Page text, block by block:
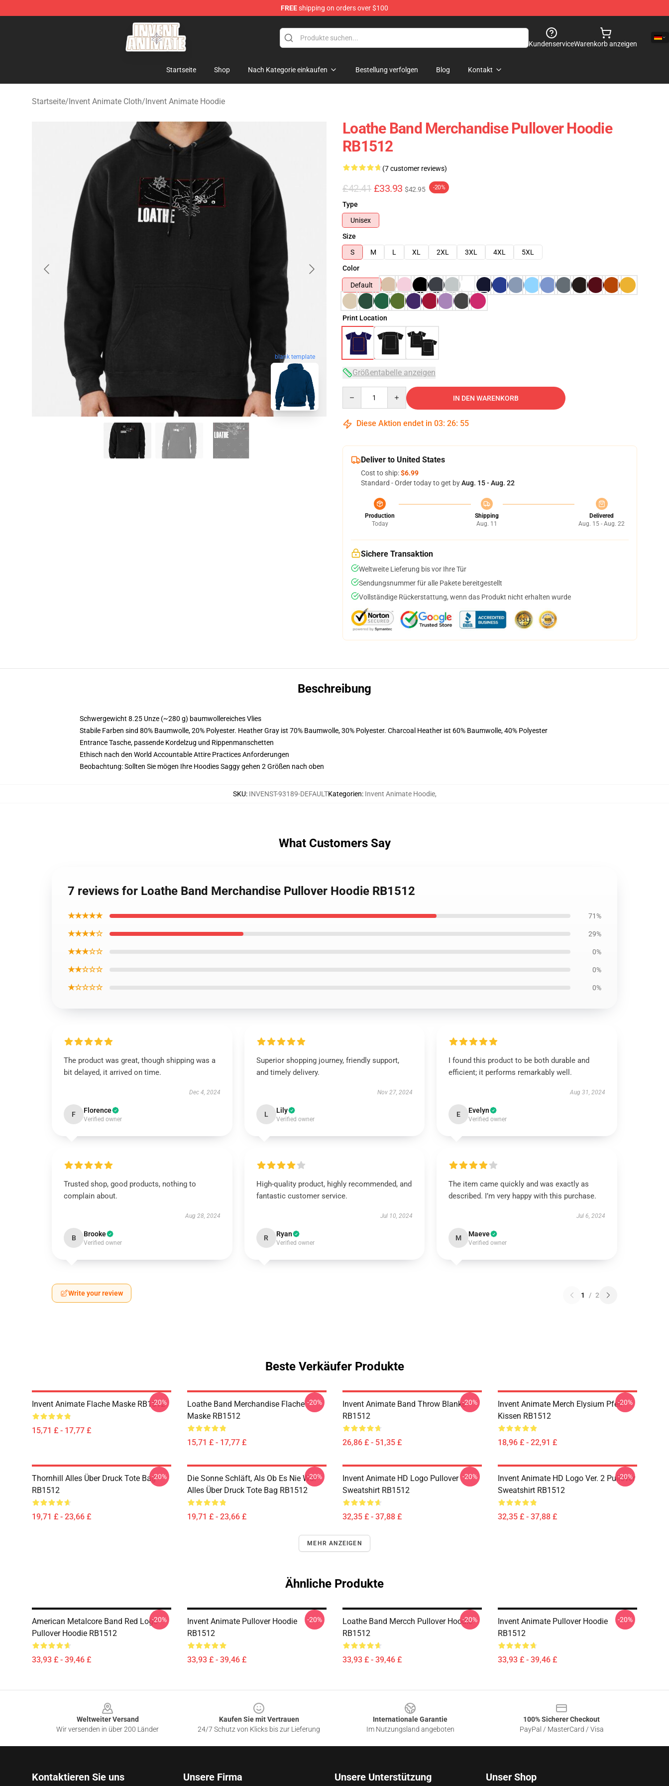
FREEshipping on orders over $100
Invent Animate Shop - Official Invent Animate Merchandise Store
KundenserviceWarenkorb anzeigen
Startseite Shop Nach Kategorie einkaufen Bestellung verfolgen Blog Kontakt
Startseite/Invent Animate Cloth/Invent Animate Hoodie
blank template
Loathe Band Merchandise Pullover Hoodie
RB1512
(7 customer reviews)
£42.41 £33.93 $42.95 -20%
Type
Unisex
Size
S
M L XL 2XL 3XL 4XL
5XL
Color
Default
Print Location
Größentabelle anzeigen
IN DEN WARENKORB
Diese Aktion endet in 03: 26: 54
Deliver to United States
Cost to ship:$6.99
Standard - Order today to get byAug. 15 - Aug. 22
Production
Today
Shipping
Aug. 11
Delivered
Aug. 15 - Aug. 22
Sichere Transaktion
Weltweite Lieferung bis vor Ihre Tür
Sendungsnummer für alle Pakete bereitgestellt
Vollständige Rückerstattung, wenn das Produkt nicht erhalten wurde
Beschreibung
Schwergewicht 8.25 Unze (~280 g) baumwollereiches Vlies
Stabile Farben sind 80% Baumwolle, 20% Polyester. Heather Gray ist 70% Baumwolle, 30% Polyester. Charcoal Heather ist 60% Baumwolle, 40% Polyester
Entrance Tasche, passende Kordelzug und Rippenmanschetten
Ethisch nach den World Accountable Attire Practices Anforderungen
Beobachtung: Sollten Sie mögen Ihre Hoodies Saggy gehen 2 Größen nach oben
SKU: INVENST-93189-DEFAULTKategorien: Invent Animate Hoodie,
What Customers Say
7 reviews for Loathe Band Merchandise Pullover Hoodie RB1512
★★★★★ 71%
★★★★☆ 29%
★★★☆☆ 0%
★★☆☆☆ 0%
★☆☆☆☆ 0%
The product was great, though shipping was a
bit delayed, it arrived on time.
Dec 4, 2024
F Florence
Verified owner
Superior shopping journey, friendly support,
and timely delivery.
Nov 27, 2024
L Lily
Verified owner
I found this product to be both durable and
efficient; it performs remarkably well.
Aug 31, 2024
E Evelyn
Verified owner
Trusted shop, good products, nothing to
complain about.
Aug 28, 2024
B Brooke
Verified owner
High-quality product, highly recommended, and
fantastic customer service.
Jul 10, 2024
R Ryan
Verified owner
The item came quickly and was exactly as
described. I’m very happy with this purchase.
Jul 6, 2024
M Maeve
Verified owner
Write your review 1 / 2
Beste Verkäufer Produkte
Invent Animate Flache Maske RB1512
15,71 £ - 17,77 £
-20%
Loathe Band Merchandise Flache
Maske RB1512
15,71 £ - 17,77 £
-20%
Invent Animate Band Throw Blanke
RB1512
26,86 £ - 51,35 £
-20%
Invent Animate Merch Elysium Pfeil
Kissen RB1512
18,96 £ - 22,91 £
-20%
Thornhill Alles Über Druck Tote Bag
RB1512
19,71 £ - 23,66 £
-20%
Die Sonne Schläft, Als Ob Es Nie War
Alles Über Druck Tote Bag RB1512
19,71 £ - 23,66 £
-20%
Invent Animate HD Logo Pullover
Sweatshirt RB1512
32,35 £ - 37,88 £
-20%
Invent Animate HD Logo Ver. 2 Pullover
Sweatshirt RB1512
32,35 £ - 37,88 £
-20%
MEHR ANZEIGEN
Ähnliche Produkte
American Metalcore Band Red Logo
Pullover Hoodie RB1512
33,93 £ - 39,46 £
-20%
Invent Animate Pullover Hoodie
RB1512
33,93 £ - 39,46 £
-20%
Loathe Band Mercch Pullover Hoodie
RB1512
33,93 £ - 39,46 £
-20%
Invent Animate Pullover Hoodie
RB1512
33,93 £ - 39,46 £
-20%
Weltweiter Versand
Wir versenden in über 200 Länder
Kaufen Sie mit Vertrauen
24/7 Schutz von Klicks bis zur Lieferung
Internationale Garantie
Im Nutzungsland angeboten
100% Sicherer Checkout
PayPal / MasterCard / Visa
Kontaktieren Sie uns Unsere Firma Unsere Unterstützung Unser Shop